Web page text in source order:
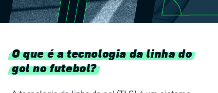
O que é a tecnologia da linha do
gol no futebol?